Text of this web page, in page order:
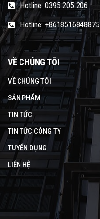
Hotline: 0395 205 206
Hotline: +8618516848875
VỀ CHÚNG TÔI
VỀ CHÚNG TÔI
SẢN PHẨM
TIN TỨC
TIN TỨC CÔNG TY
TUYỂN DỤNG
LIÊN HỆ